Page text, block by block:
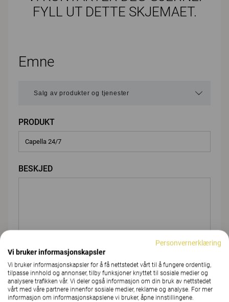
FYLL UT DETTE SKJEMAET.
Emne
PRODUKT
BESKJED
LAST OPP VEDLEGG
Personvernerklæring
Vi bruker informasjonskapsler
Vi bruker informasjonskapsler for å få nettstedet vårt til å fungere ordentlig,
tilpasse innhold og annonser, tilby funksjoner knyttet til sosiale medier og
analysere trafikken vår. Vi deler også informasjon om din bruk av nettstedet
vårt med våre partnere innenfor sosiale medier, reklame og analyse. For mer
informasjon om informasjonskapslene vi bruker, åpne innstillingene.